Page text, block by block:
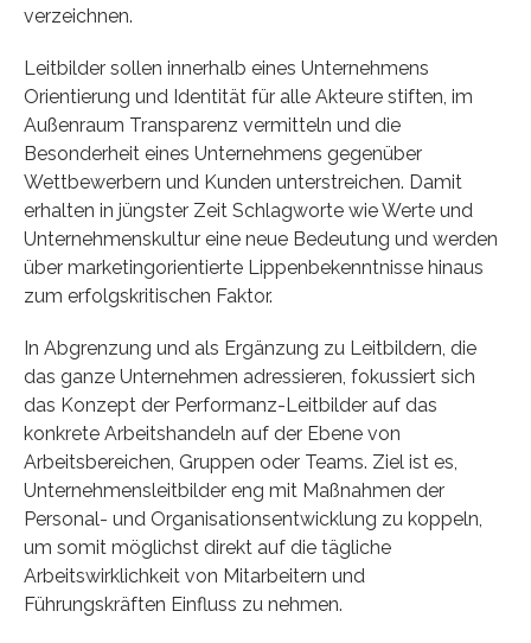
verzeichnen.
Leitbilder sollen innerhalb eines Unternehmens
Orientierung und Identität für alle Akteure stiften, im
Außenraum Transparenz vermitteln und die
Besonderheit eines Unternehmens gegenüber
Wettbewerbern und Kunden unterstreichen. Damit
erhalten in jüngster Zeit Schlagworte wie Werte und
Unternehmenskultur eine neue Bedeutung und werden
über marketingorientierte Lippenbekenntnisse hinaus
zum erfolgskritischen Faktor.
In Abgrenzung und als Ergänzung zu Leitbildern, die
das ganze Unternehmen adressieren, fokussiert sich
das Konzept der Performanz-Leitbilder auf das
konkrete Arbeitshandeln auf der Ebene von
Arbeitsbereichen, Gruppen oder Teams. Ziel ist es,
Unternehmensleitbilder eng mit Maßnahmen der
Personal- und Organisationsentwicklung zu koppeln,
um somit möglichst direkt auf die tägliche
Arbeitswirklichkeit von Mitarbeitern und
Führungskräften Einfluss zu nehmen.